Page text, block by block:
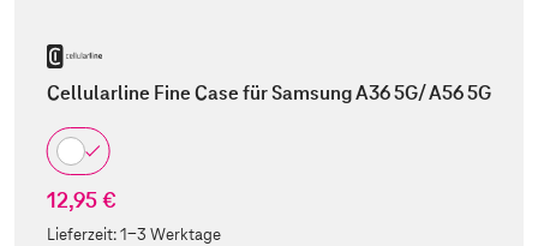
Cellularline Fine Case für Samsung A36 5G/ A56 5G
12,95 €
Lieferzeit:1-3 Werktage